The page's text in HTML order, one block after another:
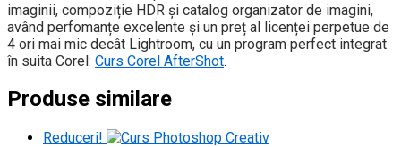
imaginii, compoziție HDR și catalog organizator de imagini,
având perfomanțe excelente și un preț al licenței perpetue de
4 ori mai mic decât Lightroom, cu un program perfect integrat
în suita Corel: Curs Corel AfterShot.
Produse similare
Reduceri!